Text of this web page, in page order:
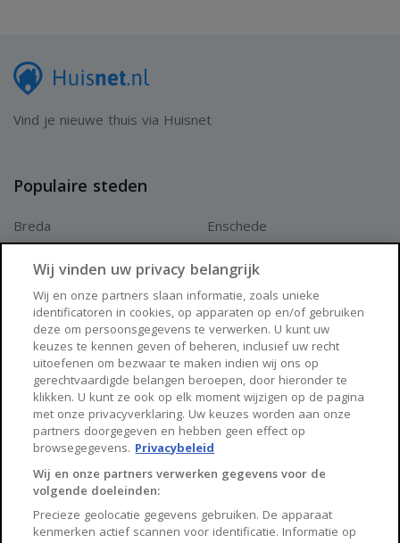
Vind je nieuwe thuis via Huisnet
Populaire steden
Breda
Arnhem
Enschede
Zwolle
Huisnet
Over Huisnet
Algemene voorwaarden
Privacybeleid
Contact
Sitemap
Wij vinden uw privacy belangrijk
Wij en onze partners slaan informatie, zoals unieke
identificatoren in cookies, op apparaten op en/of gebruiken
deze om persoonsgegevens te verwerken. U kunt uw
keuzes te kennen geven of beheren, inclusief uw recht
uitoefenen om bezwaar te maken indien wij ons op
gerechtvaardigde belangen beroepen, door hieronder te
klikken. U kunt ze ook op elk moment wijzigen op de pagina
met onze privacyverklaring. Uw keuzes worden aan onze
partners doorgegeven en hebben geen effect op
browsegegevens. Privacybeleid
Wij en onze partners verwerken gegevens voor de
volgende doeleinden:
Precieze geolocatie gegevens gebruiken. De apparaat
kenmerken actief scannen voor identificatie. Informatie op